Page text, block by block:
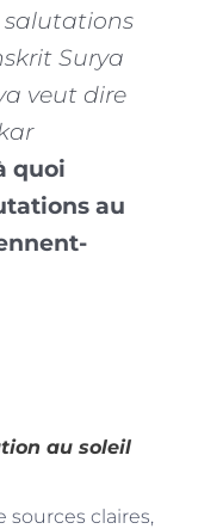
salutations
Surya
veut dire
quoi
au
au soleil
sources claires,